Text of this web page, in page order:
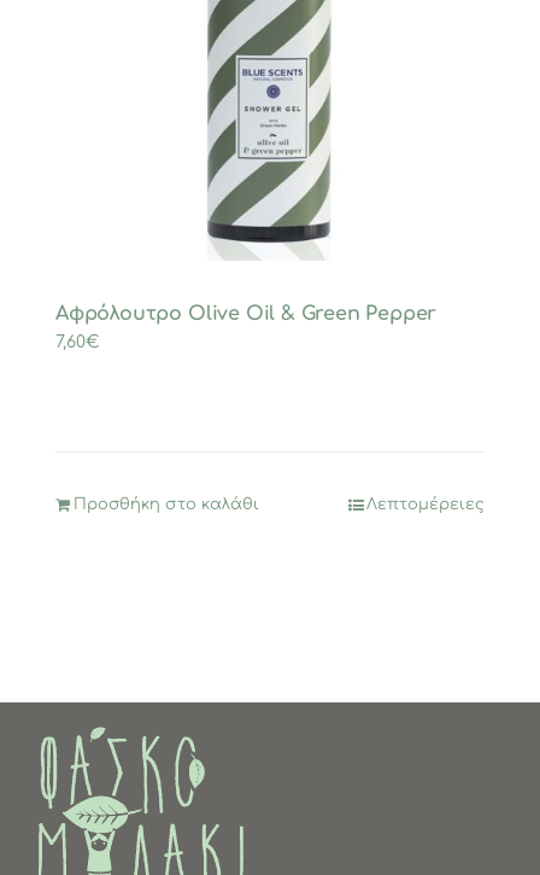
Αφρόλουτρο Olive Oil & Green Pepper
7,60€
Προσθήκη στο καλάθι Λεπτομέρειες